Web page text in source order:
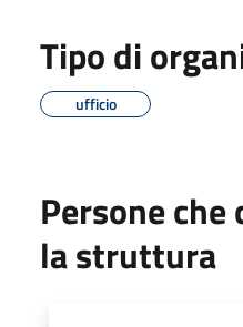
Tipo di
ufficio
Persone
la struttura